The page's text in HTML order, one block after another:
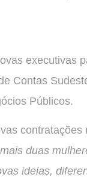
executivas
Contas
Públicos.
contratações
duas
ideias,